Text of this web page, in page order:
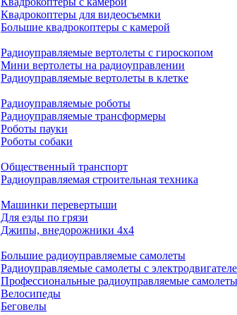
Квадрокоптеры для видеосъемки
Большие квадрокоптеры с камерой
Радиоуправляемые вертолеты с гироскопом
Мини вертолеты на радиоуправлении
Радиоуправляемые вертолеты в клетке
Радиоуправляемые роботы
Радиоуправляемые трансформеры
Роботы пауки
Роботы собаки
Общественный транспорт
Радиоуправляемая строительная техника
Машинки перевертыши
Для езды по грязи
Джипы, внедорожники 4x4
Большие радиоуправляемые самолеты
Радиоуправляемые самолеты с
Профессиональные радиоуправляемые самолеты
Велосипеды
Беговелы